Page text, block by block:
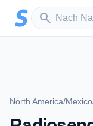
Zum Hauptinhalt
search
Sender suchen
North America/Mexico